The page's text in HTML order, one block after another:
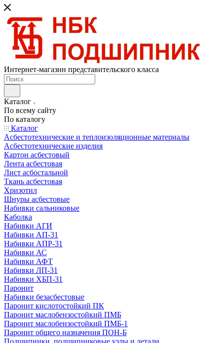
Интернет-магазин представительского класса
Каталог
По всему сайту
По каталогу
Каталог
Асбестотехнические и теплоизоляционные материалы
Асбестотехнические изделия
Картон асбестовый
Лента асбестовая
Лист асбостальной
Ткань асбестовая
Хризотил
Шнуры асбестовые
Набивки сальниковые
Каболка
Набивки АГИ
Набивки АП-31
Набивки АПР-31
Набивки АС
Набивки АФТ
Набивки ЛП-31
Набивки ХБП-31
Паронит
Набивки безасбестовые
Паронит кислотостойкий ПК
Паронит маслобензостойкий ПМБ
Паронит маслобензостойкий ПМБ-1
Паронит общего назначения ПОН-Б
Подшипники, подшипниковые узлы и детали